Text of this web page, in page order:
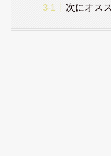
次にオス